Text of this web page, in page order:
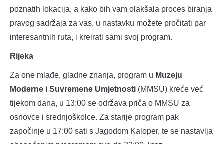
poznatih lokacija, a kako bih vam olakšala proces biranja
pravog sadržaja za vas, u nastavku možete pročitati par
interesantnih ruta, i kreirati sami svoj program.
Rijeka
Za one mlađe, gladne znanja, program u Muzeju
Moderne i Suvremene Umjetnosti (MMSU) kreće već
tijekom dana, u 13:00 se održava priča o MMSU za
osnovce i srednjoškolce. Za starije program pak
započinje u 17:00 sati s Jagodom Kaloper, te se nastavlja